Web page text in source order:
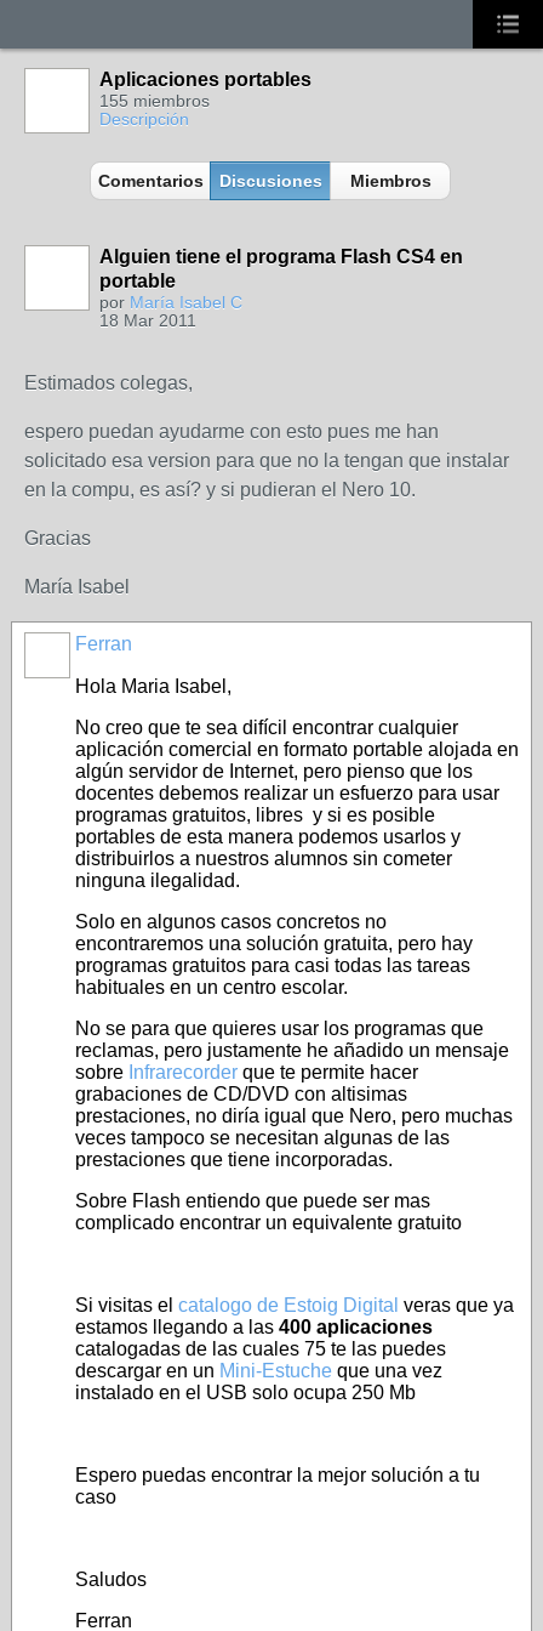
Aplicaciones portables
155 miembros
Descripción
Comentarios Discusiones Miembros
Alguien tiene el programa Flash CS4 en
portable
por María Isabel C
18 Mar 2011
Estimados colegas,
espero puedan ayudarme con esto pues me han
solicitado esa version para que no la tengan que instalar
en la compu, es así? y si pudieran el Nero 10.
Gracias
María Isabel
Ferran
Hola Maria Isabel,
No creo que te sea difícil encontrar cualquier
aplicación comercial en formato portable alojada en
algún servidor de Internet, pero pienso que los
docentes debemos realizar un esfuerzo para usar
programas gratuitos, libres y si es posible
portables de esta manera podemos usarlos y
distribuirlos a nuestros alumnos sin cometer
ninguna ilegalidad.
Solo en algunos casos concretos no
encontraremos una solución gratuita, pero hay
programas gratuitos para casi todas las tareas
habituales en un centro escolar.
No se para que quieres usar los programas que
reclamas, pero justamente he añadido un mensaje
sobre Infrarecorder que te permite hacer
grabaciones de CD/DVD con altisimas
prestaciones, no diría igual que Nero, pero muchas
veces tampoco se necesitan algunas de las
prestaciones que tiene incorporadas.
Sobre Flash entiendo que puede ser mas
complicado encontrar un equivalente gratuito
Si visitas el catalogo de Estoig Digital veras que ya
estamos llegando a las 400 aplicaciones
catalogadas de las cuales 75 te las puedes
descargar en un Mini-Estuche que una vez
instalado en el USB solo ocupa 250 Mb
Espero puedas encontrar la mejor solución a tu
caso
Saludos
Ferran